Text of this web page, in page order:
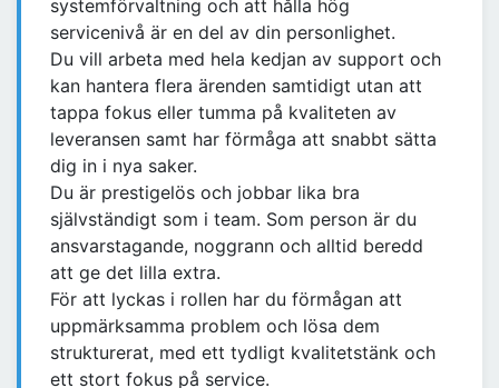
systemförvaltning och att hålla hög
servicenivå är en del av din personlighet.
Du vill arbeta med hela kedjan av support och
kan hantera flera ärenden samtidigt utan att
tappa fokus eller tumma på kvaliteten av
leveransen samt har förmåga att snabbt sätta
dig in i nya saker.
Du är prestigelös och jobbar lika bra
självständigt som i team. Som person är du
ansvarstagande, noggrann och alltid beredd
att ge det lilla extra.
För att lyckas i rollen har du förmågan att
uppmärksamma problem och lösa dem
strukturerat, med ett tydligt kvalitetstänk och
ett stort fokus på service.